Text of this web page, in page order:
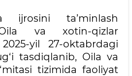
ijrosini ta’minlash
va xotin-qizlar
yil 27-oktabrdagi
tasdiqlanib, Oila va
tizimida faoliyat